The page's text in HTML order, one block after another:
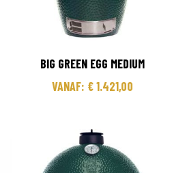
BIG GREEN EGG MEDIUM
VANAF: €1.421,00